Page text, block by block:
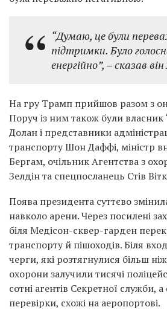
“Думаю, це були
підтримки. Було
енергійно”, – сказав
На гру Трамп прийшов разом з
Поруч із ним також були власник
Долан і представники
транспорту Шон Даффі, міністр
Бергам, очільник Агентства з
Зелдін та спецпосланець Стів
Поява президента суттєво
навколо арени. Через посилені
біля Медісон-сквер-гарден
транспорту й пішоходів. Біля
черги, які розтягнулися більш
охорони залучили тисячі
сотні агентів Секретної служби,
перевірки, схожі на аеропортові.